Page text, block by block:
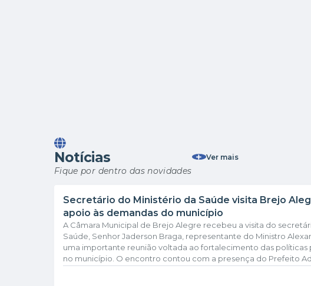
Notícias
Fique por dentro das novidades
Ver mais
Secretário do Ministério da Saúde visita Brejo
apoio às demandas do município
A Câmara Municipal de Brejo Alegre recebeu a visita do
Saúde, Senhor Jaderson Braga, representante do Ministro
uma importante reunião voltada ao fortalecimento das políticas
no município. O encontro contou com a presença do Prefeito
Presidente Juvenal, do Vereador Franciano, da Diretora da